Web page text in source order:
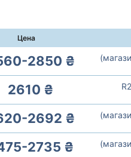
Цена
2850 ₴
2610 ₴
2692 ₴
2735 ₴